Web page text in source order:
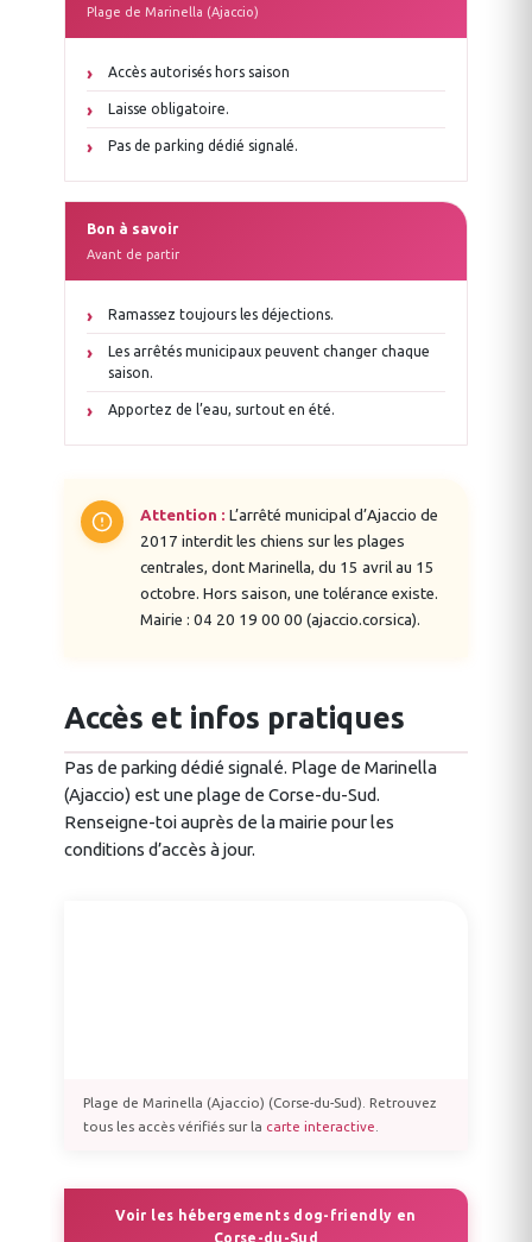
Plage de Marinella (Ajaccio)
Accès autorisés hors saison
Laisse obligatoire.
Pas de parking dédié signalé.
Bon à savoir
Avant de partir
Ramassez toujours les déjections.
Les arrêtés municipaux peuvent changer chaque
saison.
Apportez de l’eau, surtout en été.
Attention : L’arrêté municipal d’Ajaccio de
2017 interdit les chiens sur les plages
centrales, dont Marinella, du 15 avril au 15
octobre. Hors saison, une tolérance existe.
Mairie : 04 20 19 00 00 (ajaccio.corsica).
Accès et infos pratiques
Pas de parking dédié signalé. Plage de Marinella
(Ajaccio) est une plage de Corse-du-Sud.
Renseigne-toi auprès de la mairie pour les
conditions d’accès à jour.
Plage de Marinella (Ajaccio) (Corse-du-Sud). Retrouvez
tous les accès vérifiés sur la carte interactive
Voir les hébergements dog-friendly en
Corse-du-Sud